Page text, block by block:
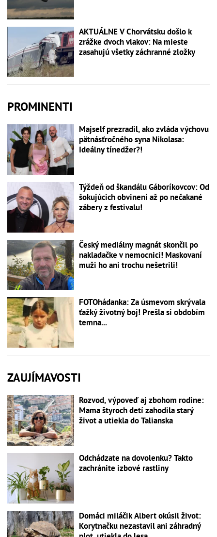
AKTUÁLNE V Chorvátsku došlo k
zrážke dvoch vlakov: Na mieste
zasahujú všetky záchranné zložky
PROMINENTI
Majself prezradil, ako zvláda výchovu
pätnásťročného syna Nikolasa:
Ideálny tínedžer?!
Týždeň od škandálu Gáboríkovcov: Od
šokujúcich obvinení až po nečakané
zábery z festivalu!
Český mediálny magnát skončil po
nakladačke v nemocnici! Maskovaní
muži ho ani trochu nešetrili!
FOTOhádanka: Za úsmevom skrývala
ťažký životný boj! Prešla si obdobím
temna...
ZAUJÍMAVOSTI
Rozvod, výpoveď aj zbohom rodine:
Mama štyroch detí zahodila starý
život a utiekla do Talianska
Odchádzate na dovolenku? Takto
zachránite izbové rastliny
Domáci miláčik Albert okúsil život:
Korytnačku nezastavil ani záhradný